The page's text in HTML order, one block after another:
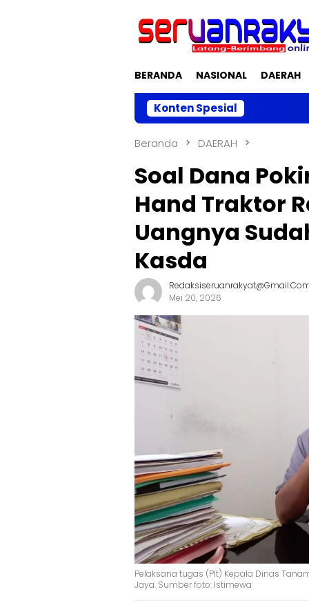
BERANDA NASIONAL DAERAH
Konten Spesial
Beranda DAERAH
Soal Dana
Hand Traktor
Uangnya
Kasda
Mei 20, 2026
Pelaksana tugas (Plt) Kepala Dinas
Jaya. Sumber foto: Istimewa